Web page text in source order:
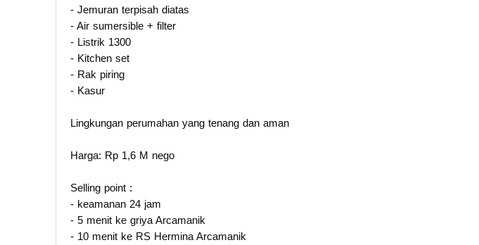
- Jemuran terpisah diatas
- Air sumersible + filter
- Listrik 1300
- Kitchen set
- Rak piring
- Kasur
Lingkungan perumahan yang tenang dan aman
Harga: Rp 1,6 M nego
Selling point :
- keamanan 24 jam
- 5 menit ke griya Arcamanik
- 10 menit ke RS Hermina Arcamanik